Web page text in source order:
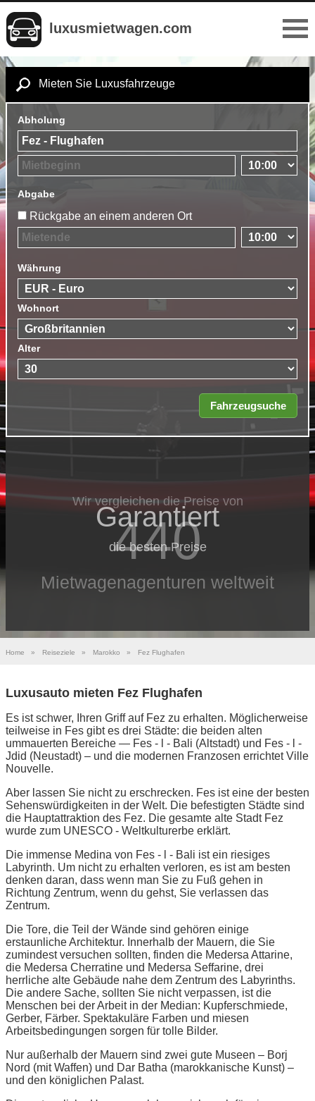
luxusmietwagen.com
Mieten Sie Luxusfahrzeuge
Abholung
Abgabe
Rückgabe an einem anderen Ort
Währung
Wohnort
Alter
Wir vergleichen die Preise von
440
Mietwagenagenturen weltweit
Garantiert
die besten Preise
Home » Reiseziele » Marokko » Fez Flughafen
Luxusauto mieten Fez Flughafen
Es ist schwer, Ihren Griff auf Fez zu erhalten. Möglicherweise
teilweise in Fes gibt es drei Städte: die beiden alten
ummauerten Bereiche — Fes - l - Bali (Altstadt) und Fes - l -
Jdid (Neustadt) – und die modernen Franzosen errichtet Ville
Nouvelle.
Aber lassen Sie nicht zu erschrecken. Fes ist eine der besten
Sehenswürdigkeiten in der Welt. Die befestigten Städte sind
die Hauptattraktion des Fez. Die gesamte alte Stadt Fez
wurde zum UNESCO - Weltkulturerbe erklärt.
Die immense Medina von Fes - l - Bali ist ein riesiges
Labyrinth. Um nicht zu erhalten verloren, es ist am besten
denken daran, dass wenn man Sie zu Fuß gehen in
Richtung Zentrum, wenn du gehst, Sie verlassen das
Zentrum.
Die Tore, die Teil der Wände sind gehören einige
erstaunliche Architektur. Innerhalb der Mauern, die Sie
zumindest versuchen sollten, finden die Medersa Attarine,
die Medersa Cherratine und Medersa Seffarine, drei
herrliche alte Gebäude nahe dem Zentrum des Labyrinths.
Die andere Sache, sollten Sie nicht verpassen, ist die
Menschen bei der Arbeit in der Median: Kupferschmiede,
Gerber, Färber. Spektakuläre Farben und miesen
Arbeitsbedingungen sorgen für tolle Bilder.
Nur außerhalb der Mauern sind zwei gute Museen – Borj
Nord (mit Waffen) und Dar Batha (marokkanische Kunst) –
und den königlichen Palast.